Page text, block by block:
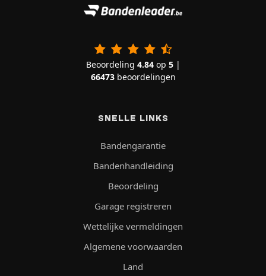
Beoordeling 4.84op 5|
66473beoordelingen
SNELLE LINKS
Bandengarantie
Bandenhandleiding
Beoordeling
Garage registreren
Wettelijke vermeldingen
Algemene voorwaarden
Land